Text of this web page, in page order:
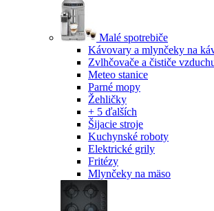
Malé spotrebiče
Kávovary a mlynčeky na
Zvlhčovače a čističe
Meteo stanice
Parné mopy
Žehličky
+ 5 ďalších
Šijacie stroje
Kuchynské roboty
Elektrické grily
Fritézy
Mlynčeky na mäso